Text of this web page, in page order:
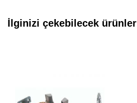
İlginizi çekebilecek ürünler